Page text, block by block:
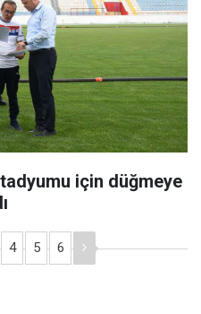
için düğmeye
4 5 6